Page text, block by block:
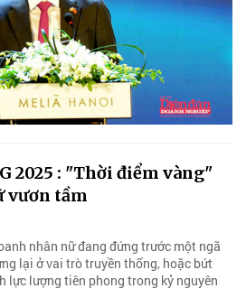
2025 : "Thời điểm vàng"
vươn tầm
nhân nữ đang đứng trước một ngã
lại ở vai trò truyền thống, hoặc bứt
lực lượng tiên phong trong kỷ nguyên